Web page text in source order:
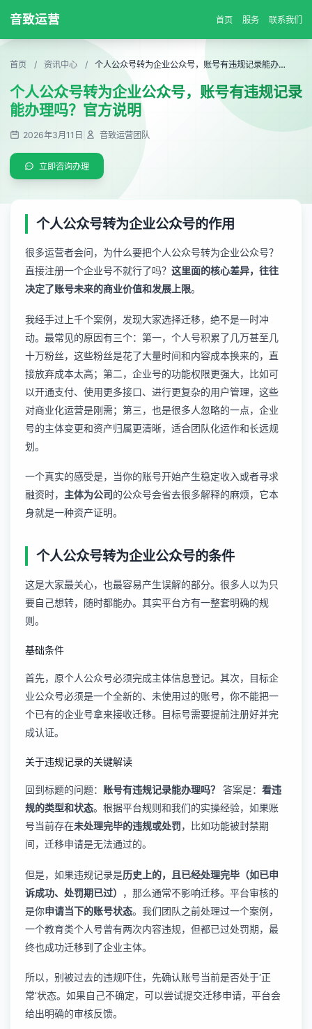
音致运营 首页 服务 联系我们
首页 / 资讯中心 / 个人公众号转为企业公众号，账号有违规记录能办理吗？官方说明
个人公众号转为企业公众号，账号有违规记录
能办理吗？官方说明
2026年3月11日 音致运营团队
立即咨询办理
个人公众号转为企业公众号的作用
很多运营者会问，为什么要把个人公众号转为企业公众号？
直接注册一个企业号不就行了吗？ 这里面的核心差异，往往
决定了账号未来的商业价值和发展上限。
我经手过上千个案例，发现大家选择迁移，绝不是一时冲
动。最常见的原因有三个：第一，个人号积累了几万甚至几
十万粉丝，这些粉丝是花了大量时间和内容成本换来的，直
接放弃成本太高；第二，企业号的功能权限更强大，比如可
以开通支付、使用更多接口、进行更复杂的用户管理，这些
对商业化运营是刚需；第三，也是很多人忽略的一点，企业
号的主体变更和资产归属更清晰，适合团队化运作和长远规
划。
一个真实的感受是，当你的账号开始产生稳定收入或者寻求
融资时， 主体为公司的公众号会省去很多解释的麻烦，它本
身就是一种资产证明。
个人公众号转为企业公众号的条件
这是大家最关心，也最容易产生误解的部分。很多人以为只
要自己想转，随时都能办。其实平台方有一整套明确的规
则。
基础条件
首先，原个人公众号必须完成主体信息登记。其次，目标企
业公众号必须是一个全新的、未使用过的账号，你不能把一
个已有的企业号拿来接收迁移。目标号需要提前注册好并完
成认证。
关于违规记录的关键解读
回到标题的问题： 账号有违规记录能办理吗？ 答案是： 看违
规的类型和状态。根据平台规则和我们的实操经验，如果账
号当前存在未处理完毕的违规或处罚，比如功能被封禁期
间，迁移申请是无法通过的。
但是，如果违规记录是历史上的，且已经处理完毕（如已申
诉成功、处罚期已过）
，那么通常不影响迁移。平台审核的
是你申请当下的账号状态。我们团队之前处理过一个案例，
一个教育类个人号曾有两次内容违规，但都已过处罚期，最
终也成功迁移到了企业主体。
所以，别被过去的违规吓住，先确认账号当前是否处于‘正
常’状态。如果自己不确定，可以尝试提交迁移申请，平台会
给出明确的审核反馈。